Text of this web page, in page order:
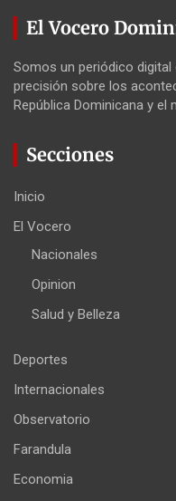
El Vocero
Somos un periódico
precisión sobre los
República Dominicana y el
Secciones
Inicio
El Vocero
Nacionales
Opinion
Salud y Belleza
Deportes
Internacionales
Observatorio
Farandula
Economia